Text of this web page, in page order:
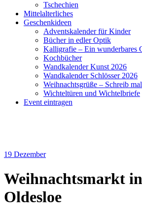
Tschechien
Mittelalterliches
Geschenkideen
Adventskalender für Kinder
Bücher in edler Optik
Kalligrafie – Ein wunderbares
Kochbücher
Wandkalender Kunst 2026
Wandkalender Schlösser 2026
Weihnachtsgrüße – Schreib
Wichteltüren und Wichtelbriefe
Event eintragen
19 Dezember
Weihnachtsmarkt
Oldesloe